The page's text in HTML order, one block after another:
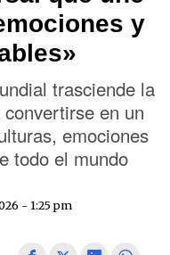
y
trasciende la
en un
emociones
todo el mundo
- 1:25 pm